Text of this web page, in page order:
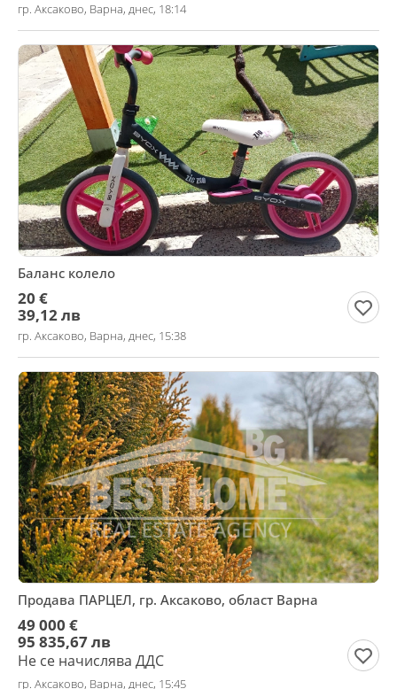
гр. Аксаково, Варна, днес, 18:14
Баланс колело
20 €
39,12 лв
гр. Аксаково, Варна, днес, 15:38
Продава ПАРЦЕЛ, гр. Аксаково, област Варна
49 000 €
95 835,67 лв
Не се начислява ДДС
гр. Аксаково, Варна, днес, 15:45